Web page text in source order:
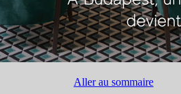
Aller au sommaire